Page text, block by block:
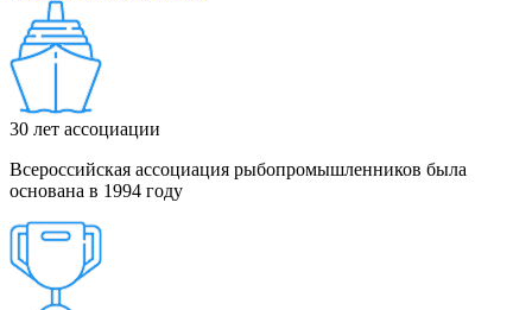
30 лет ассоциации
Всероссийская ассоциация рыбопромышленников была
основана в 1994 году